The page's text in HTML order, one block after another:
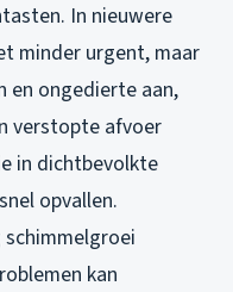
In nieuwere
minder urgent, maar
ongedierte aan,
verstopte afvoer
in dichtbevolkte
opvallen.
kan